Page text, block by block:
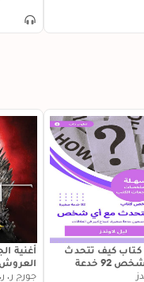
كيف تتحدث
مع أي شخص 92 خدعة
وتسعون
أغنية
العروش
جورج ر.